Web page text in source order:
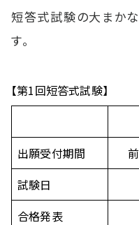
短答式試験の大まか
す。
【第1回短答式試験】
出願受付期間
試験日
合格発表